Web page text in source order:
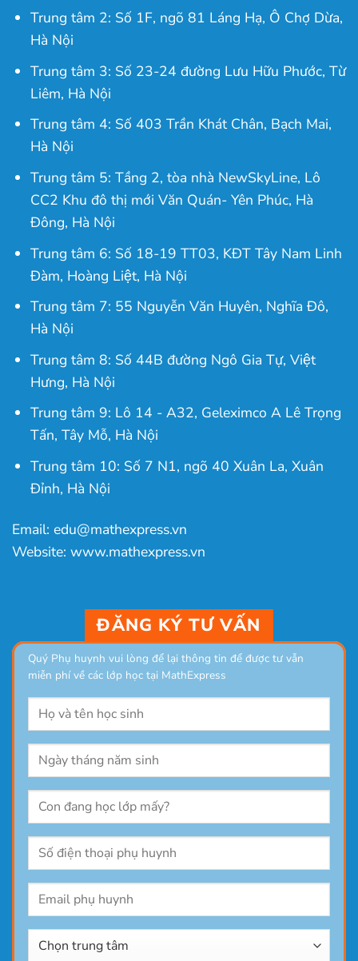
Trung tâm 2: Số 1F, ngõ 81 Láng Hạ, Ô Chợ Dừa,
Hà Nội
Trung tâm 3: Số 23-24 đường Lưu Hữu Phước, Từ
Liêm, Hà Nội
Trung tâm 4: Số 403 Trần Khát Chân, Bạch Mai,
Hà Nội
Trung tâm 5: Tầng 2, tòa nhà NewSkyLine, Lô
CC2 Khu đô thị mới Văn Quán- Yên Phúc, Hà
Đông, Hà Nội
Trung tâm 6: Số 18-19 TT03, KĐT Tây Nam Linh
Đàm, Hoàng Liệt, Hà Nội
Trung tâm 7: 55 Nguyễn Văn Huyên, Nghĩa Đô,
Hà Nội
Trung tâm 8: Số 44B đường Ngô Gia Tự, Việt
Hưng, Hà Nội
Trung tâm 9: Lô 14 - A32, Geleximco A Lê Trọng
Tấn, Tây Mỗ, Hà Nội
Trung tâm 10: Số 7 N1, ngõ 40 Xuân La, Xuân
Đỉnh, Hà Nội
Email: edu@mathexpress.vn
Website: www.mathexpress.vn
ĐĂNG KÝ TƯ VẤN
Quý Phụ huynh vui lòng để lại thông tin để được tư vẫn
miễn phí về các lớp học tại MathExpress